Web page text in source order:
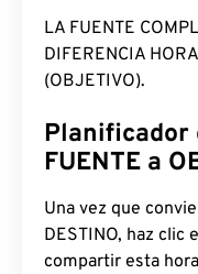
LA FUENTE
DIFERENCIA
(OBJETIVO).
Planificador
FUENTE a
Una vez que
DESTINO, haz clic
compartir esta